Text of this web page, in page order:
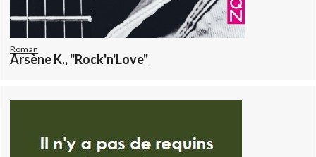
Roman
Arsène K., "Rock'n'Love"